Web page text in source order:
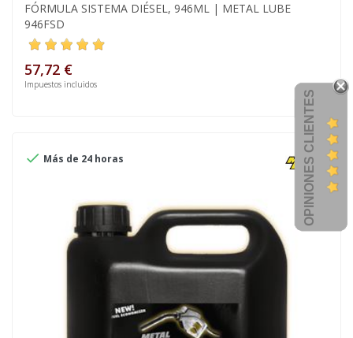
FÓRMULA SISTEMA DIÉSEL, 946ML | METAL LUBE
946FSD
57,72 €
Impuestos incluidos
 Más de 24 horas OPINIONES CLIENTES